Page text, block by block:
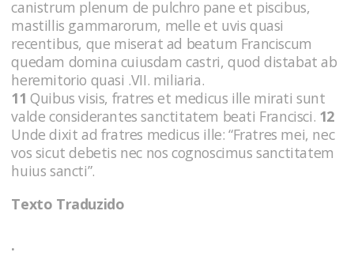
canistrum plenum de pulchro pane et piscibus,
mastillis gammarorum, melle et uvis quasi
recentibus, que miserat ad beatum Franciscum
quedam domina cuiusdam castri, quod distabat ab
heremitorio quasi .VII. miliaria.
11 Quibus visis, fratres et medicus ille mirati sunt
valde considerantes sanctitatem beati Francisci. 12
Unde dixit ad fratres medicus ille: “Fratres mei, nec
vos sicut debetis nec nos cognoscimus sanctitatem
huius sancti”.
Texto Traduzido
.